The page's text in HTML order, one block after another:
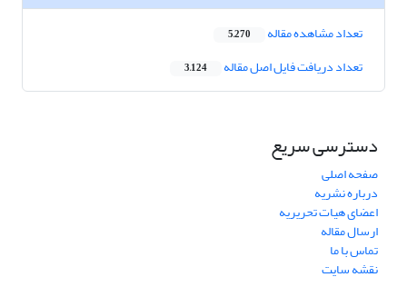
تعداد مشاهده مقاله 5,270
تعداد دریافت فایل اصل مقاله 3,124
دسترسی سریع
صفحه اصلی
درباره نشریه
اعضای هیات تحریریه
ارسال مقاله
تماس با ما
نقشه سایت